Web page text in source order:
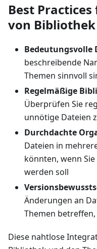
Best
von
Bedeutungsvolle
beschreibende
Themen sinnvoll
Regelmäßige
Überprüfen Sie
unnötige Dateien
Durchdachte
Dateien in
könnten, wenn
werden soll
Änderungen an
Themen
Diese nahtlose